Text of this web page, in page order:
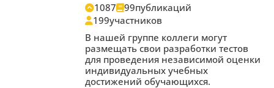
1087 99публикаций
199участников
В нашей группе коллеги могут
размещать свои разработки тестов
для проведения независимой оценки
индивидуальных учебных
достижений обучающихся.